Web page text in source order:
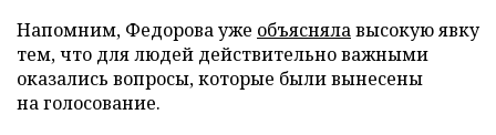
Напомним, Федорова уже объяснялавысокую явку
тем, что для людей действительно важными
оказались вопросы, которые были вынесены
на голосование.